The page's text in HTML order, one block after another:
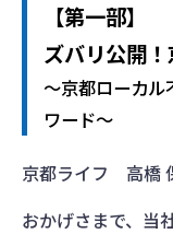
【第一部】
ズバリ公開
～京都ローカル
ワード～
京都ライフ 高橋
おかげさまで、当